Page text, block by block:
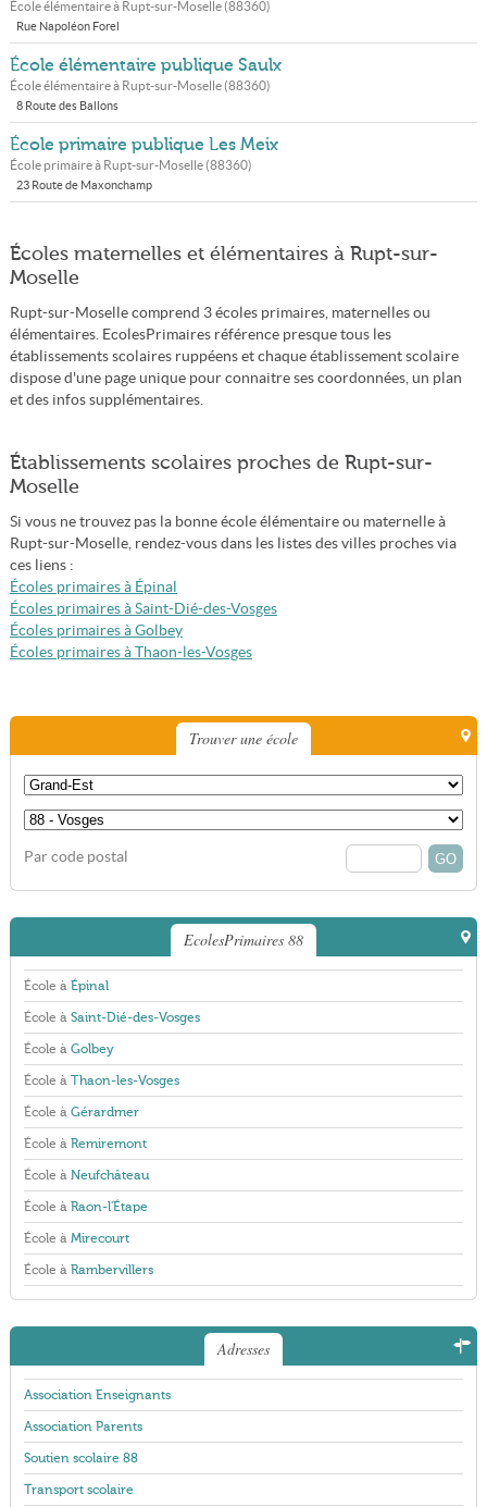
École élémentaire à Rupt-sur-Moselle(88360)
Rue Napoléon Forel
École élémentaire publique Saulx
École élémentaire à Rupt-sur-Moselle(88360)
8 Route des Ballons
École primaire publique Les Meix
École primaire à Rupt-sur-Moselle(88360)
23 Route de Maxonchamp
Écoles maternelles et élémentaires à Rupt-sur-
Moselle
Rupt-sur-Moselle comprend 3 écoles primaires, maternelles ou
élémentaires. EcolesPrimaires référence presque tous les
établissements scolaires ruppéens et chaque établissement scolaire
dispose d'une page unique pour connaitre ses coordonnées, un plan
et des infos supplémentaires.
Établissements scolaires proches de Rupt-sur-
Moselle
Si vous ne trouvez pas la bonne école élémentaire ou maternelle à
Rupt-sur-Moselle, rendez-vous dans les listes des villes proches via
ces liens :
Écoles primaires à Épinal
Écoles primaires à Saint-Dié-des-Vosges
Écoles primaires à Golbey
Écoles primaires à Thaon-les-Vosges
Trouver une école
Par code postal
EcolesPrimaires 88
École à Épinal
École à Saint-Dié-des-Vosges
École à Golbey
École à Thaon-les-Vosges
École à Gérardmer
École à Remiremont
École à Neufchâteau
École à Raon-l'Étape
École à Mirecourt
École à Rambervillers
Adresses
Association Enseignants
Association Parents
Soutien scolaire 88
Transport scolaire